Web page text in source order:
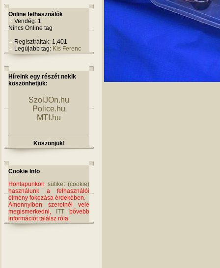
Online felhasználók
Vendég: 1
Nincs Online tag
Regisztráltak: 1,401
Legújabb tag: Kis Ferenc
Híreink egy részét nekik
köszönhetjük:
SzolJOn.hu
Police.hu
MTI.hu
Köszönjük!
Cookie Info
Honlapunkon sütiket (cookie)
használunk a felhasználói
élmény fokozása érdekében.
Amennyiben szeretnél vele
megismerkedni,
ITT bővebb
információt találsz róla.